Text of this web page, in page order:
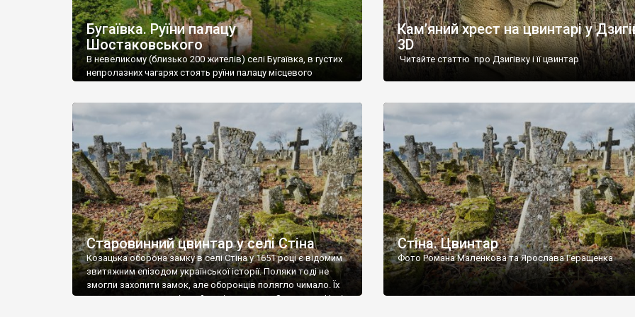
Бугаївка. Руїни палацу
Шостаковського
В невеликому (близько 200 жителів) селі Бугаївка, в густих
непролазних чагарях стоять руїни палацу місцевого
потім клуб, ще пізніше – гуртожиток. У 60-х роках минулого
століття тут розмістили туберкульозну лікарню. Коли із
палацу виїхала лікарня – ми точно не […]
Кам’яний хрест на цвинтарі у
3D
Читайте статтю про Дзигівку і її цвинтар
Старовинний цвинтар у селі Стіна
Козацька оборона замку в селі Стіна у 1651 році є відомим
звитяжним епізодом української історії. Поляки тоді не
змогли захопити замок, але оборонців полягло чимало. Їх
поховали на цвинтарі, який тоді називався Замковим. Нині
Стіна. Цвинтар
Фото Романа Маленкова та Ярослава Геращенка